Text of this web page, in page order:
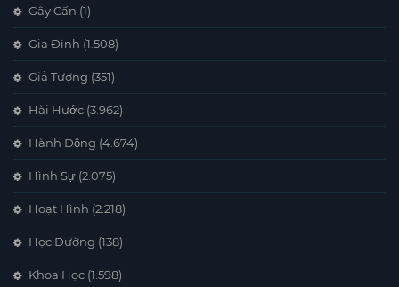
Gây Cấn (1)
Gia Đình (1.508)
Giả Tượng (351)
Hài Hước (3.962)
Hành Động (4.674)
Hình Sự (2.075)
Hoạt Hình (2.218)
Học Đường (138)
Khoa Học (1.598)